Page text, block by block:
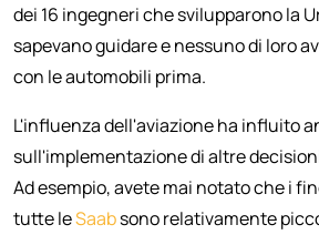
dei 16 ingegneri che svilupparono la
sapevano guidare e nessuno di loro
con le automobili prima.
L'influenza dell'aviazione ha influito
sull'implementazione di altre
Ad esempio, avete mai notato che i
tutte leSaabsono relativamente